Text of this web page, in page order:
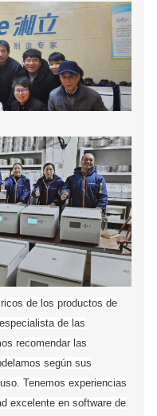
de los productos de
de las
recomendar las
según sus
Tenemos experiencias
excelente en software de